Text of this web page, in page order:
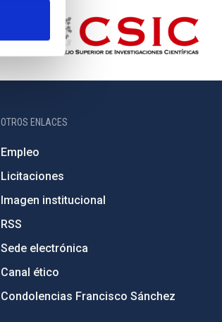
OTROS ENLACES
Empleo
Licitaciones
Imagen institucional
RSS
Sede electrónica
Canal ético
Condolencias Francisco Sánchez